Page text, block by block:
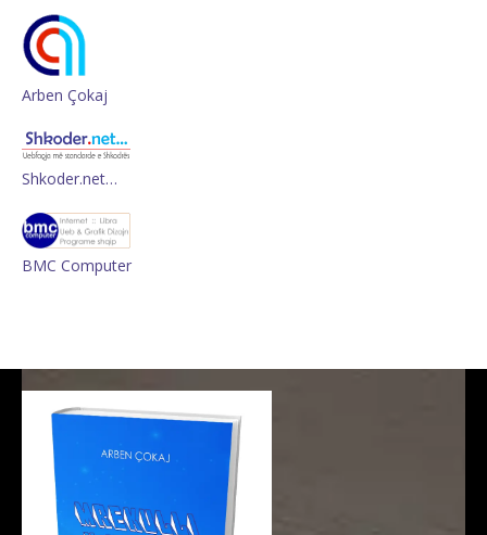
Arben Çokaj
Shkoder.net…
BMC Computer